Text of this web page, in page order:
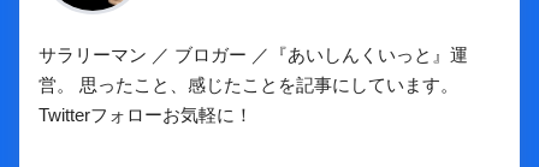
サラリーマン ／ ブロガー ／『あいしんくいっと』運
営。 思ったこと、感じたことを記事にしています。
Twitterフォローお気軽に！